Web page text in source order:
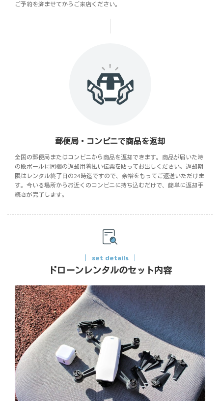
ご予約を済ませてからご来店ください。
郵便局・コンビニで商品を返却
全国の郵便局またはコンビニから商品を返却できます。商品が届いた時
の段ボールに同梱の返却用着払い伝票を貼ってお出しください。返却期
限はレンタル終了日の24時迄ですので、余裕をもってご返送いただけま
す。今いる場所からお近くのコンビニに持ち込むだけで、簡単に返却手
続きが完了します。
set details
ドローンレンタルのセット内容